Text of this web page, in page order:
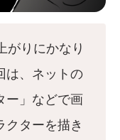
がりにかなり
は、ネットの
ー」などで画
ターを描き